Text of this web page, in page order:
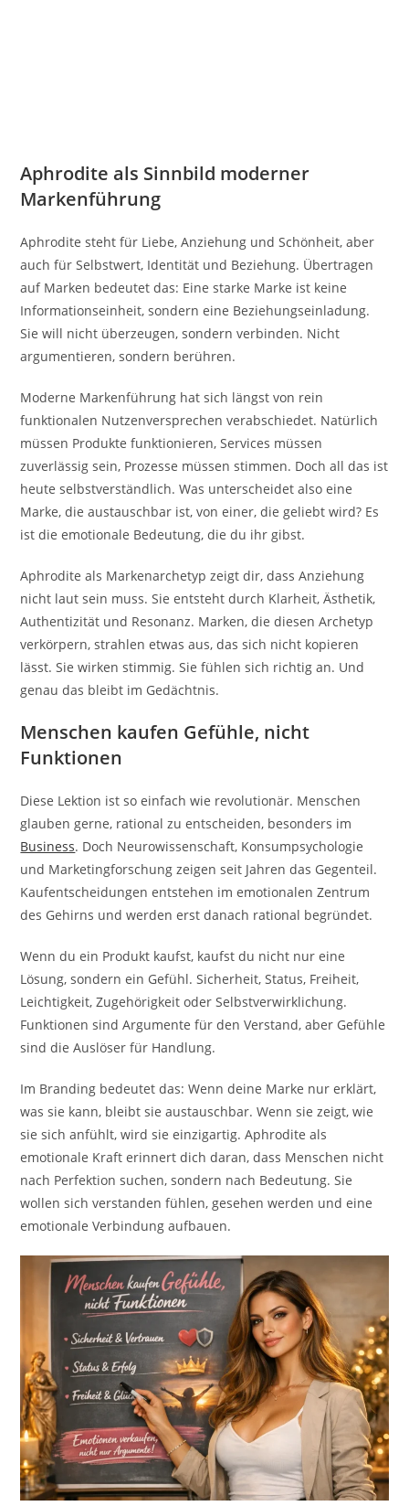
Aphrodite als Sinnbild moderner
Markenführung
Aphrodite steht für Liebe, Anziehung und Schönheit, aber
auch für Selbstwert, Identität und Beziehung. Übertragen
auf Marken bedeutet das: Eine starke Marke ist keine
Informationseinheit, sondern eine Beziehungseinladung.
Sie will nicht überzeugen, sondern verbinden. Nicht
argumentieren, sondern berühren.
Moderne Markenführung hat sich längst von rein
funktionalen Nutzenversprechen verabschiedet. Natürlich
müssen Produkte funktionieren, Services müssen
zuverlässig sein, Prozesse müssen stimmen. Doch all das ist
heute selbstverständlich. Was unterscheidet also eine
Marke, die austauschbar ist, von einer, die geliebt wird? Es
ist die emotionale Bedeutung, die du ihr gibst.
Aphrodite als Markenarchetyp zeigt dir, dass Anziehung
nicht laut sein muss. Sie entsteht durch Klarheit, Ästhetik,
Authentizität und Resonanz. Marken, die diesen Archetyp
verkörpern, strahlen etwas aus, das sich nicht kopieren
lässt. Sie wirken stimmig. Sie fühlen sich richtig an. Und
genau das bleibt im Gedächtnis.
Menschen kaufen Gefühle, nicht
Funktionen
Diese Lektion ist so einfach wie revolutionär. Menschen
glauben gerne, rational zu entscheiden, besonders im
Business. Doch Neurowissenschaft, Konsumpsychologie
und Marketingforschung zeigen seit Jahren das Gegenteil.
Kaufentscheidungen entstehen im emotionalen Zentrum
des Gehirns und werden erst danach rational begründet.
Wenn du ein Produkt kaufst, kaufst du nicht nur eine
Lösung, sondern ein Gefühl. Sicherheit, Status, Freiheit,
Leichtigkeit, Zugehörigkeit oder Selbstverwirklichung.
Funktionen sind Argumente für den Verstand, aber Gefühle
sind die Auslöser für Handlung.
Im Branding bedeutet das: Wenn deine Marke nur erklärt,
was sie kann, bleibt sie austauschbar. Wenn sie zeigt, wie
sie sich anfühlt, wird sie einzigartig. Aphrodite als
emotionale Kraft erinnert dich daran, dass Menschen nicht
nach Perfektion suchen, sondern nach Bedeutung. Sie
wollen sich verstanden fühlen, gesehen werden und eine
emotionale Verbindung aufbauen.